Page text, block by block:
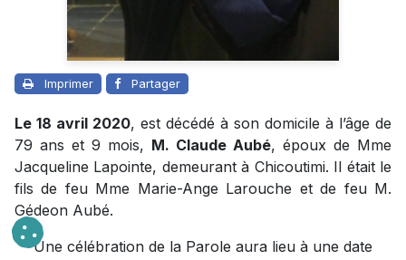
Imprimer Partager
Le 18 avril 2020, est décédé à son domicile à l’âge de
79 ans et 9 mois, M. Claude Aubé, époux de Mme
Jacqueline Lapointe, demeurant à Chicoutimi. Il était le
fils de feu Mme Marie-Ange Larouche et de feu M.
Gédeon Aubé.
Une célébration de la Parole aura lieu à une date